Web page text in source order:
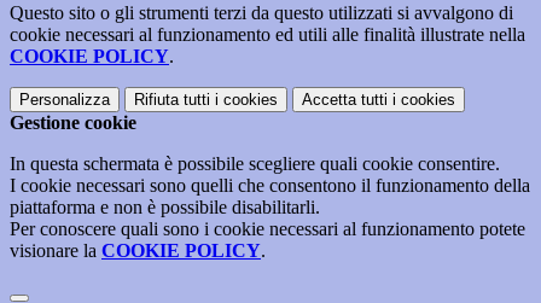
Questo sito o gli strumenti terzi da questo utilizzati si avvalgono di
cookie necessari al funzionamento ed utili alle finalità illustrate nella
COOKIE POLICY.
Personalizza Rifiuta tutti i cookies Accetta tutti i cookies
Gestione cookie
In questa schermata è possibile scegliere quali cookie consentire.
I cookie necessari sono quelli che consentono il funzionamento della
piattaforma e non è possibile disabilitarli.
Per conoscere quali sono i cookie necessari al funzionamento potete
visionare la COOKIE POLICY.